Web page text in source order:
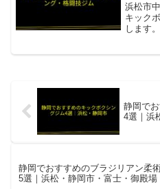
浜松市
キック
します
静岡で
4選｜浜
静岡でおすすめのブラジリアン柔
5選｜浜松・静岡市・富士・御殿場